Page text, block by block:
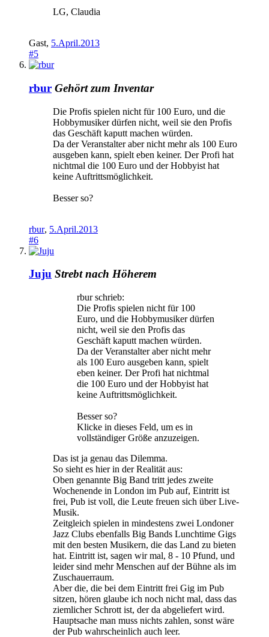
LG, Claudia
Gast, 5.April.2013
#5
rbur Gehört zum Inventar
Die Profis spielen nicht für 100 Euro, und die
Hobbymusiker dürfen nicht, weil sie den Profis
das Geschäft kaputt machen würden.
Da der Veranstalter aber nicht mehr als 100 Euro
ausgeben kann, spielt eben keiner. Der Profi hat
nichtmal die 100 Euro und der Hobbyist hat
keine Auftrittsmöglichkeit.
Besser so?
rbur, 5.April.2013
#6
Juju Strebt nach Höherem
rbur schrieb:
Die Profis spielen nicht für 100
Euro, und die Hobbymusiker dürfen
nicht, weil sie den Profis das
Geschäft kaputt machen würden.
Da der Veranstalter aber nicht mehr
als 100 Euro ausgeben kann, spielt
eben keiner. Der Profi hat nichtmal
die 100 Euro und der Hobbyist hat
keine Auftrittsmöglichkeit.
Besser so?
Klicke in dieses Feld, um es in
vollständiger Größe anzuzeigen.
Das ist ja genau das Dilemma.
So sieht es hier in der Realität aus:
Oben genannte Big Band tritt jedes zweite
Wochenende in London im Pub auf, Eintritt ist
frei, Pub ist voll, die Leute freuen sich über Live-
Musik.
Zeitgleich spielen in mindestens zwei Londoner
Jazz Clubs ebenfalls Big Bands Lunchtime Gigs
mit den besten Musikern, die das Land zu bieten
hat. Eintritt ist, sagen wir mal, 8 - 10 Pfund, und
leider sind mehr Menschen auf der Bühne als im
Zuschauerraum.
Aber die, die bei dem Eintritt frei Gig im Pub
sitzen, hören glaube ich noch nicht mal, dass das
ziemlicher Schrott ist, der da abgeliefert wird.
Hauptsache man muss nichts zahlen, sonst wäre
der Pub wahrscheinlich auch leer.